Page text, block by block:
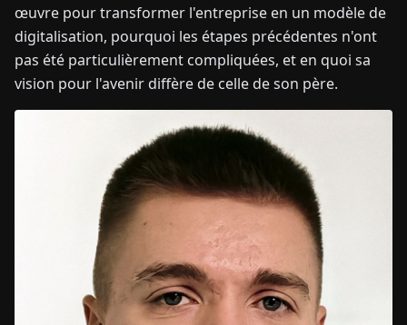
œuvre pour transformer l'entreprise en un modèle de
digitalisation, pourquoi les étapes précédentes n'ont
pas été particulièrement compliquées, et en quoi sa
vision pour l'avenir diffère de celle de son père.